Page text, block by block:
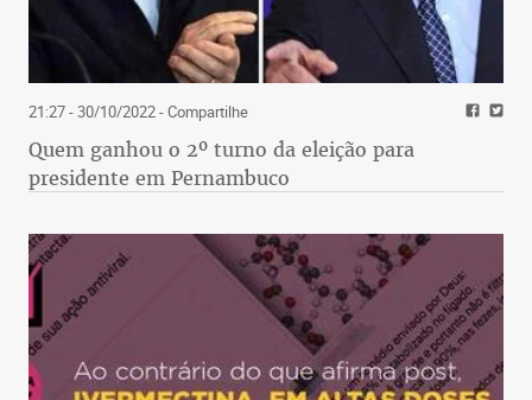
21:27 - 30/10/2022- Compartilhe
Quem ganhou o 2º turno da eleição para
presidente em Pernambuco